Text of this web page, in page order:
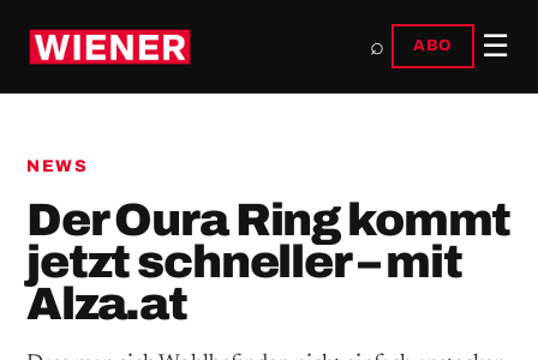
⌕ ABO ☰
NEWS
Der Oura Ring kommt
jetzt schneller – mit
Alza.at